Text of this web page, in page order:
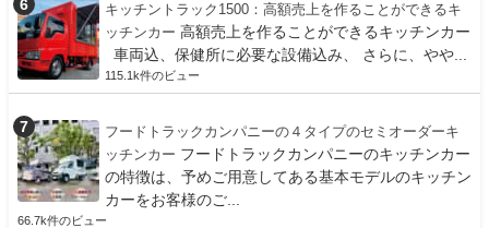
キッチントラック1500：高額売上を作ることができるキ
ッチンカー 高額売上を作ることができるキッチンカー
車両込、保健所に必要な設備込み、 さらに、やや...
115.1k件のビュー
フードトラックカンパニーの４タイプのセミオーダーキ
ッチンカー フードトラックカンパニーのキッチンカー
の特徴は、予めご用意してある基本モデルのキッチン
カーをお客様のご...
66.7k件のビュー